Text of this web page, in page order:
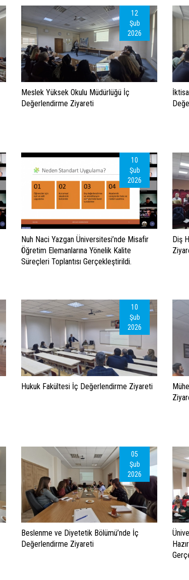
12
Şub
2026
Meslek Yüksek Okulu Müdürlüğü İç
Değerlendirme Ziyareti
10
Şub
2026
Nuh Naci Yazgan Üniversitesi’nde Misafir
Öğretim Elemanlarına Yönelik Kalite
Süreçleri Toplantısı Gerçekleştirildi.
Diş
10
Şub
2026
Hukuk Fakültesi İç Değerlendirme Ziyareti
05
Şub
2026
Beslenme ve Diyetetik Bölümü’nde İç
Değerlendirme Ziyareti